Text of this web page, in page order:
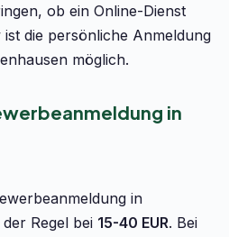
ob ein Online-Dienst
die persönliche Anmeldung
möglich.
in
in
Regel bei 15-40 EUR. Bei